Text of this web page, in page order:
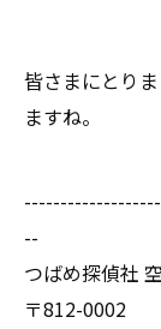
皆さまにとり
ますね。
--
つばめ探偵社
〒812-0002